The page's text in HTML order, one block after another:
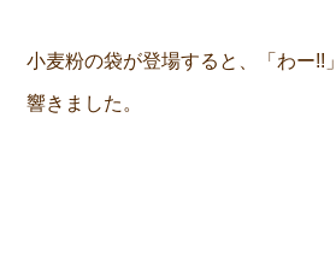
小麦粉の袋が登場すると、「わー!!
響きました。